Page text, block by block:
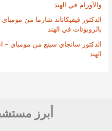
والأورام في الهند
الدكتور فيفيكاناند شارما من
بالروبوتات في الهند
الدكتور سانجاي سينغ من مومباي –
الهند
أبرز